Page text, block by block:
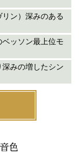
ン）深みのある
ッソン最上位モ
みの増したシン
色